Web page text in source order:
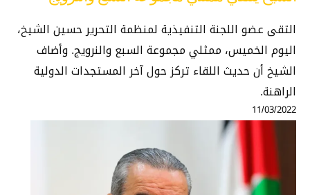
التقى عضو اللجنة التنفيذية لمنظمة التحرير حسين الشيخ،
اليوم الخميس، ممثلي مجموعة السبع والنرويج. وأضاف
الشيخ أن حديث اللقاء تركز حول آخر المستجدات الدولية
الراهنة.
11/03/2022